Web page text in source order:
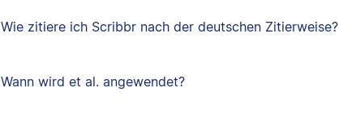
Wie zitiere ich Scribbr nach der deutschen Zitierweise?
Wann wird et al. angewendet?